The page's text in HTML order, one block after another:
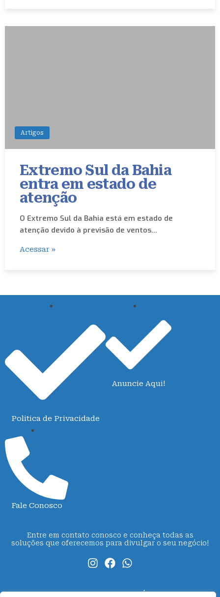
Artigos
Extremo Sul da Bahia
entra em estado de
atenção
O Extremo Sul da Bahia está em estado de
atenção devido à previsão de ventos…
Acessar »
Politica de Privacidade
Anuncie Aqui!
Fale Conosco
Entre em contato conosco e conheça todas as
soluções que oferecemos para divulgar o seu negócio!